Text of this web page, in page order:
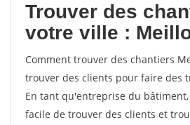
Trouver des
votre ville :
Comment trouver des chantiers
trouver des clients pour faire des
En tant qu'entreprise du
facile de trouver des clients et